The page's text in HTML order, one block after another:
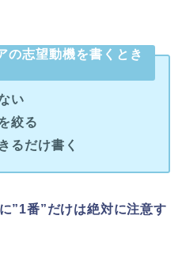
の志望動機を書くとき
い
絞る
るだけ書く
”1番”だけは絶対に注意す